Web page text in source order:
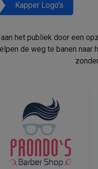
Kapper Logo's
het publiek door een
de weg te banen